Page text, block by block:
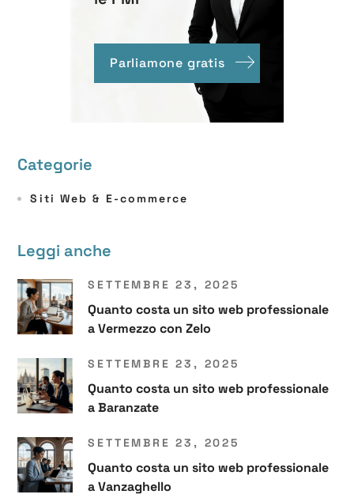
Parliamone gratis
Categorie
Siti Web & E-commerce
Leggi anche
SETTEMBRE 23, 2025
Quanto costa un sito web professionale
a Vermezzo con Zelo
SETTEMBRE 23, 2025
Quanto costa un sito web professionale
a Baranzate
SETTEMBRE 23, 2025
Quanto costa un sito web professionale
a Vanzaghello